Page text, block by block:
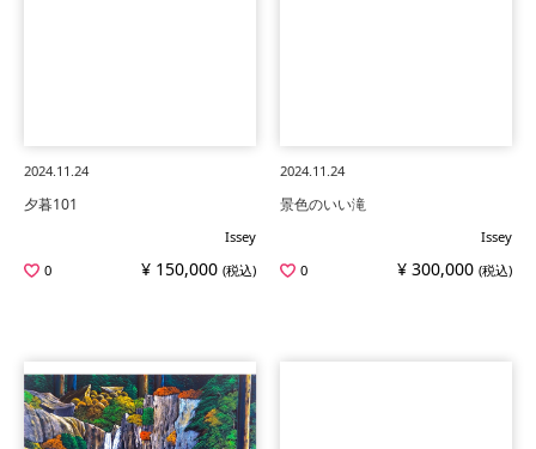
2024.11.24
夕暮101
Issey
0
¥ 150,000 (税込)
2024.11.24
景色のいい滝
Issey
0
¥ 300,000 (税込)